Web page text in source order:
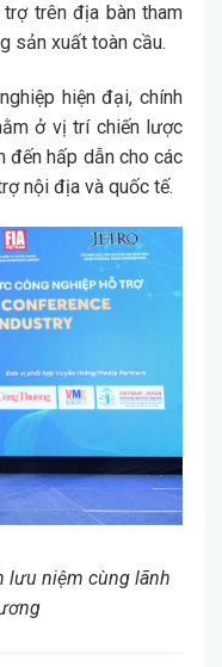
trên địa bàn tham
sản xuất toàn cầu.
hiện đại, chính
ở vị trí chiến lược
đến hấp dẫn cho các
nội địa và quốc tế.
lưu niệm cùng lãnh